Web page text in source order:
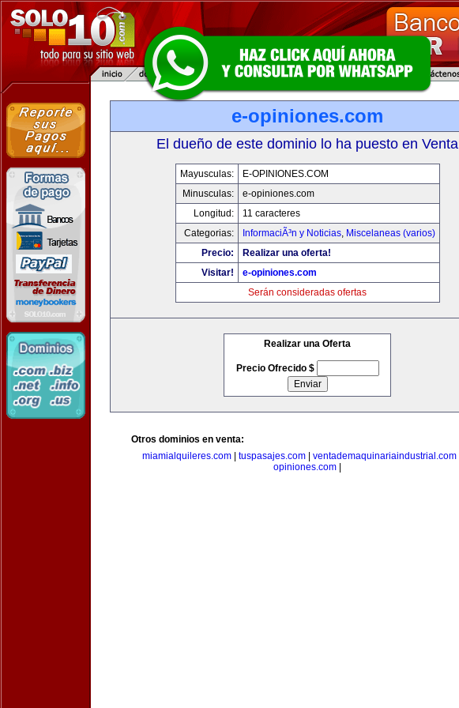
e-opiniones.com
El dueño de este dominio lo ha puesto en Venta
Mayusculas:
E-OPINIONES.COM
Minusculas:
e-opiniones.com
Longitud:
11 caracteres
Categorias:
InformaciÃ³n y Noticias, Miscelaneas (varios)
Precio:
Realizar una oferta!
Visitar!
e-opiniones.com
Serán consideradas ofertas
Realizar una Oferta
Precio Ofrecido $
Otros dominios en venta:
miamialquileres.com
tuspasajes.com ventademaquinariaindustrial.com
opiniones.com